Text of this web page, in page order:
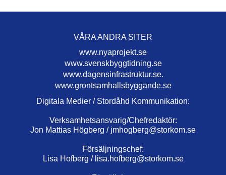
VÅRA ANDRA SITER
www.nyaprojekt.se
www.svenskbyggtidning.se
www.dagensinfrastruktur.se.
www.grontsamhallsbyggande.se
Digitala Medier / Stordåhd Kommunikation:
Verksamhetsansvarig/Chefredaktör:
Jon Mattias Högberg / jmhogberg@storkom.se
Försäljningschef:
Lisa Hofberg / lisa.hofberg@storkom.se